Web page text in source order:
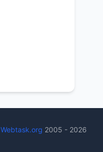
Webtask.org 2005 - 2026